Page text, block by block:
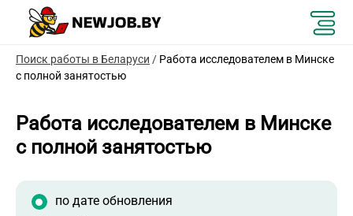
Поиск работы в Беларуси / Работа исследователем в Минске
с полной занятостью
Работа исследователем в Минске
с полной занятостью
по дате обновления